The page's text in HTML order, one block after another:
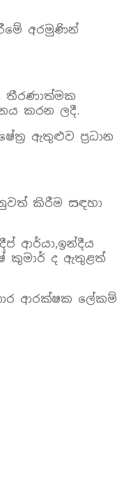
අරමුණින්
තීරණාත්මක
කරන ලදී.
ඇතුළුව ප්‍රධාන
කිරීම සඳහා
ආර්යා,ඉන්දීය
කුමාර් ද ඇතුළත්
ආරක්ෂක ලේකම්